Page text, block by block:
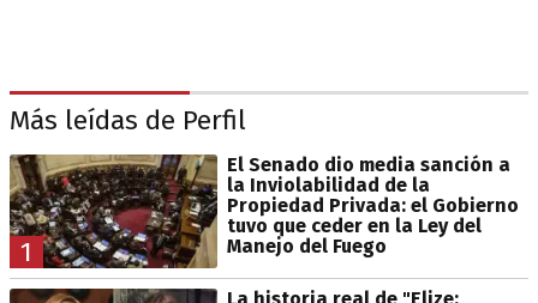
Más leídas de Perfil
1
El Senado dio media sanción a
la Inviolabilidad de la
Propiedad Privada: el Gobierno
tuvo que ceder en la Ley del
Manejo del Fuego